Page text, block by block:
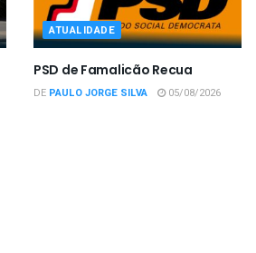
ATUALIDADE
PSD de Famalicão Recua
DE PAULO JORGE SILVA 05/08/2026